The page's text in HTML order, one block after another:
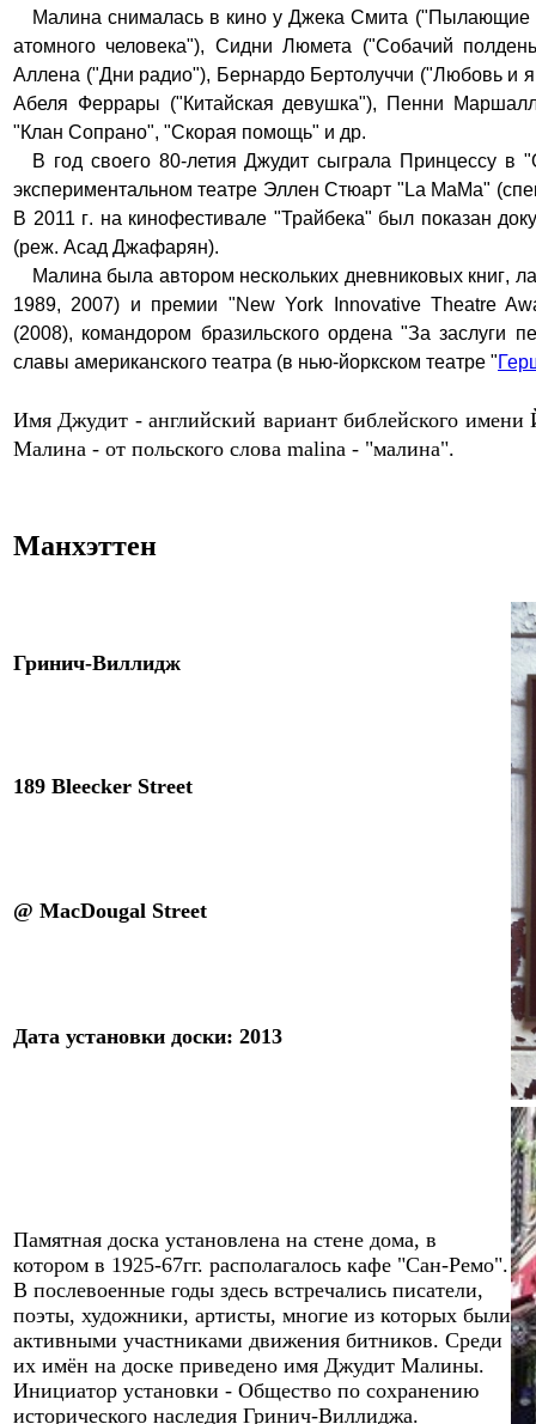
Малина снималась в кино у Джека Смита ("Пылающие
атомного человека"), Сидни Люмета ("Собачий
Аллена ("Дни радио"), Бернардо Бертолуччи ("Любовь и
Абеля Феррары ("Китайская девушка"), Пенни
"Клан Сопрано", "Скорая помощь" и др.
В год своего 80-летия Джудитсыграла Принцессу в "
экспериментальном театре Эллен Стюарт "La MaMa"
В 2011 г. на кинофестивале "Трайбека" был показан
(реж. Асад Джафарян).
Малина была автором нескольких дневниковых книг,
1989, 2007) и премии "New York Innovative Theatre
(2008), командором бразильского ордена"За заслуги
славы американского театра (в нью-йоркском театре "
Имя Джудит - английский вариант библейского
Малина - от польского слова malina - "малина".
Манхэттен
Гринич-Виллидж
189 Bleecker Street
@ MacDougal Street
Дата установки доски: 2013
Памятная доска установлена на стене дома, в
котором в 1925-67гг. располагалось кафе "Сан-Ремо".
В послевоенные годы здесь встречались писатели,
поэты, художники, артисты, многие из которых были
активными участниками движения битников. Среди
их имён на доске приведено имя Джудит Малины.
Инициатор установки - Общество по сохранению
исторического наследия Гринич-Виллиджа.